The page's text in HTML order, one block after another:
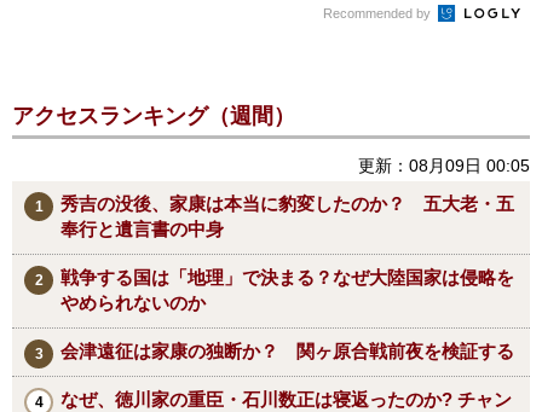
Recommended by
アクセスランキング（週間）
更新：08月09日 00:05
秀吉の没後、家康は本当に豹変したのか？ 五大老・五
奉行と遺言書の中身
戦争する国は「地理」で決まる？なぜ大陸国家は侵略を
やめられないのか
会津遠征は家康の独断か？ 関ヶ原合戦前夜を検証する
なぜ、徳川家の重臣・石川数正は寝返ったのか? チャン